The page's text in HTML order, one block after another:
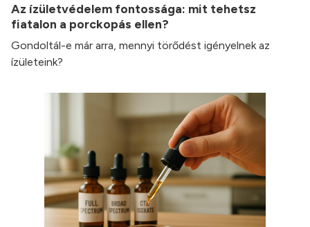
Az ízületvédelem fontossága: mit tehetsz
fiatalon a porckopás ellen?
Gondoltál-e már arra, mennyi törődést igényelnek az
ízületeink?